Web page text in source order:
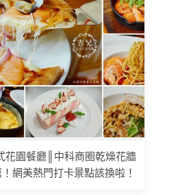
花園餐廳║中科商圈乾燥花牆
網美熱門打卡景點該換啦！